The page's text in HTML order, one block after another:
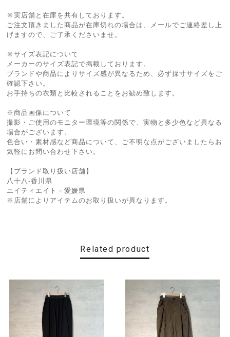
※実店舗と在庫を共有しております。
ご注文頂きました商品が在庫切れの場合は、メールでご連絡差し上
げますので、ご了承くださいませ。
※サイズ表記について
メーカーのサイズ表記で掲載しております。
ブランドや商品によりサイズ感が異なるため、必ず採寸サイズをご
確認下さい。
お手持ちの衣類と比較されることをお勧め致します。
※商品画像について
撮影・ご使用のモニター環境等の関係で、実物と多少色など異なる
場合がございます。
色合い・素材感など商品について、ご不明な点がございましたらお
気軽にお問い合わせ下さい。
【ブランド取り扱い店舗】
八十八-香川県
エイティエイト－愛媛県
※店舗によりアイテムのお取り扱いが異なります。
Related product